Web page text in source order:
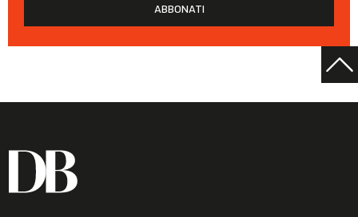
ABBONATI